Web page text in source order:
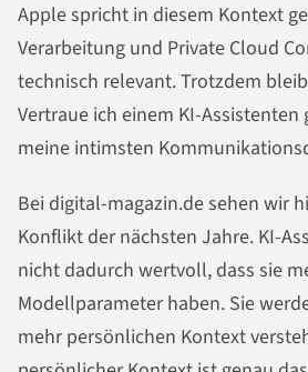
Apple spricht in diesem Kontext
Verarbeitung und Private Cloud
technisch relevant. Trotzdem
Vertraue ich einem KI-Assistenten
meine intimsten
Bei digital-magazin.de sehen wir
Konflikt der nächsten Jahre. KI-
nicht dadurch wertvoll, dass sie
Modellparameter haben. Sie
mehr persönlichen Kontext